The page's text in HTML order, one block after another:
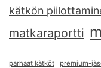
kätkön
matkaraportti
parhaat kätköt premium-